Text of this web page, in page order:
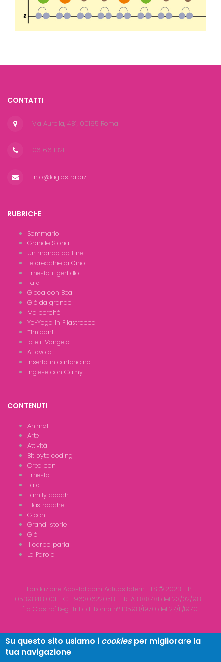
CONTATTI
Via Aurelia, 481, 00165 Roma
06 66 1321
info@lagiostra.biz
RUBRICHE
Sommario
Grande Storia
Un mondo da fare
Le orecchie di Gino
Ernesto il gerbillo
Fafà
Gioca con Bea
Giò da grande
Ma perchè
Yo-Yoga in Filastrocca
Timidoni
Io e il Vangelo
A tavola
Inserto in cartoncino
Inglese con Camy
CONTENUTI
Animali
Arte
Attività
Bit byte coding
Crea con
Ernesto
Fafà
Family coach
Filastrocche
Giochi
Grandi storie
Giò
Il corpo parla
La Parola
Fondazione Apostolicam Actuositatem ETS © 2023 - P.I.
05398481001 - C.F 96306220581 - REA 888781 del 23/02/98 -
"La Giostra" Reg. Trib. di Roma n° 13598/1970 del 27/11/1970
Su questo sito usiamo i cookiesper migliorare la
tua navigazione